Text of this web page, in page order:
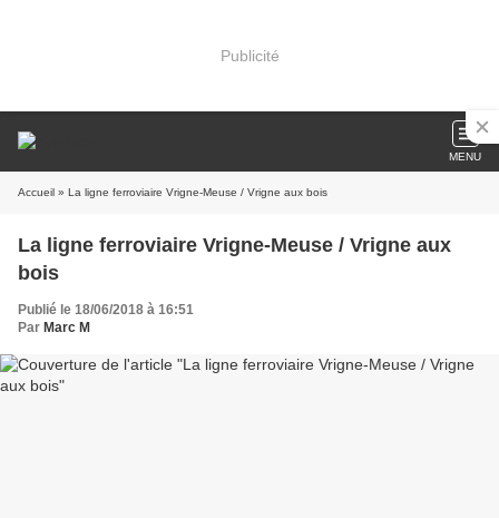
Publicité
MENU
Accueil » La ligne ferroviaire Vrigne-Meuse / Vrigne aux bois
La ligne ferroviaire Vrigne-Meuse / Vrigne aux
bois
Publié le 18/06/2018 à 16:51
Par Marc M